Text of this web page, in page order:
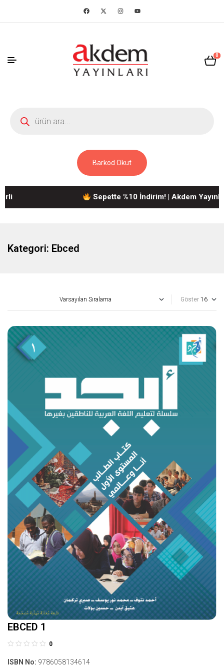
0
Barkod Okut
Sepette %10 İndirim! | Akdem Yayınlarına
Kategori: Ebced
Göster
EBCED 1
0
ISBN No: 9786058134614